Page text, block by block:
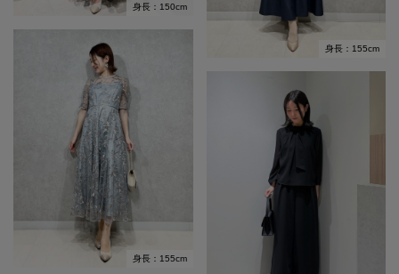
身長：150cm
身長：155cm
身長：155cm